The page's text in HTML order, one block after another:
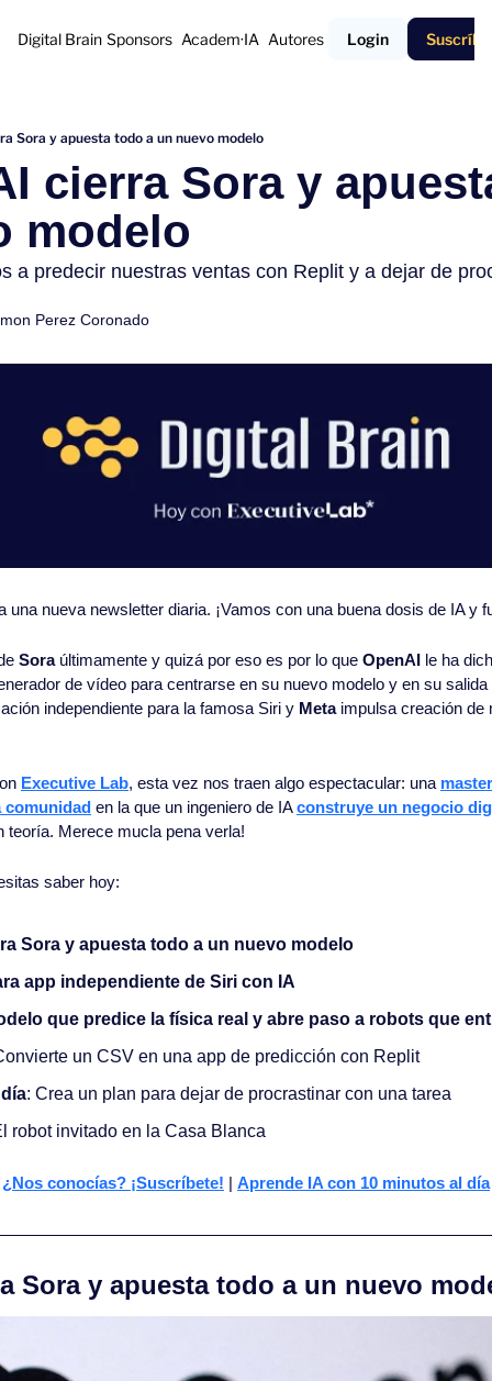
Digital Brain Sponsors Academ·IA Autores Login
Sora y apuesta todo a un nuevo modelo
cierra Sora y
modelo
a predecir nuestras ventas con Replit y a dejar de
Perez Coronado
una nueva newsletter diaria. ¡Vamos con una buena dosis de IA y
Sora últimamente y quizá por eso es por lo que OpenAI le ha
independiente para la famosa Siri y Meta impulsa creación de
Executive Lab, esta vez nos traen algo espectacular: una
comunidad en la que un ingeniero de IA construye un negocio
teoría. Merece mucla pena verla!
saber hoy:
Sora y apuesta todo a un nuevo modelo
app independiente de Siri con IA
que predice la física real y abre paso a robots que
un CSV en una app de predicción con Replit
: Crea un plan para dejar de procrastinar con una tarea
robot invitado en la Casa Blanca
¿Nos conocías? ¡Suscríbete! | Aprende IA con 10 minutos al día
Sora y apuesta todo a un nuevo